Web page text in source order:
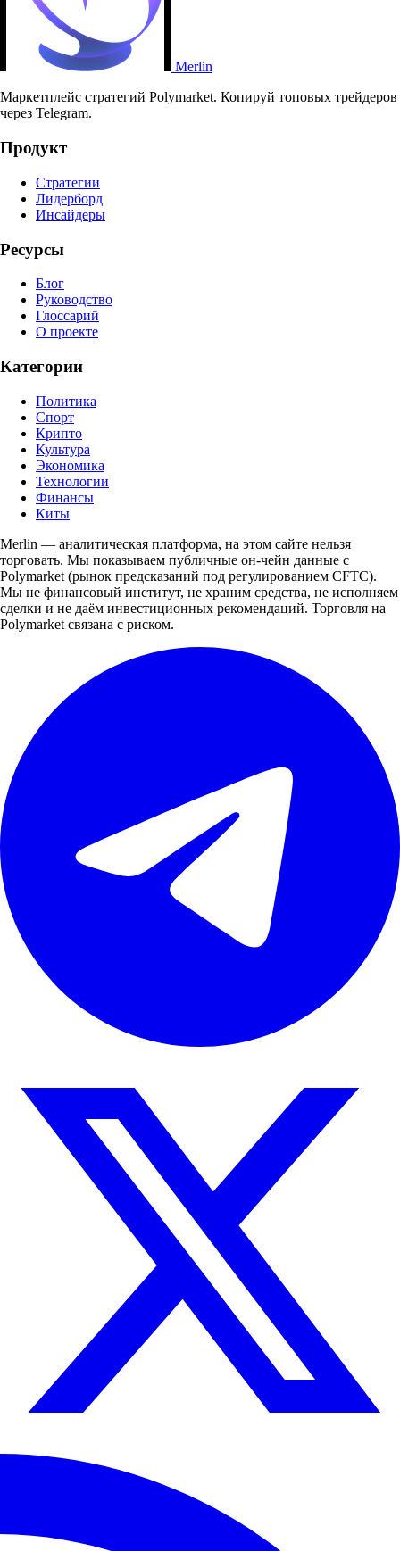
Merlin
Маркетплейс стратегий Polymarket. Копируй топовых трейдеров
через Telegram.
Продукт
Стратегии
Лидерборд
Инсайдеры
Ресурсы
Блог
Руководство
Глоссарий
О проекте
Категории
Политика
Спорт
Крипто
Культура
Экономика
Технологии
Финансы
Киты
Merlin — аналитическая платформа, на этом сайте нельзя
торговать. Мы показываем публичные он-чейн данные с
Polymarket (рынок предсказаний под регулированием CFTC).
Мы не финансовый институт, не храним средства, не исполняем
сделки и не даём инвестиционных рекомендаций. Торговля на
Polymarket связана с риском.